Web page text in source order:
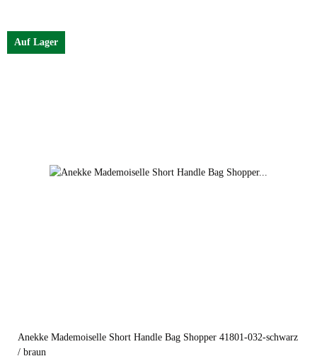
Auf Lager
Anekke Mademoiselle Short Handle Bag Shopper 41801-032-schwarz
/ braun